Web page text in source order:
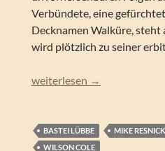
Verbündete, eine
Decknamen Walküre, steht
wird plötzlich zu seiner
Mike Resnick – Die Söldner
weiterlesen →
BASTEI LÜBBE MIKE RESNICK
WILSON COLE